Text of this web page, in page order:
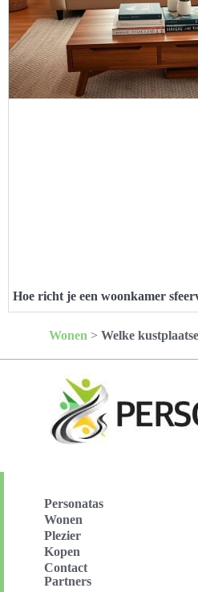
Hoe richt je een woonkamer
Wonen > Welke
Personatas
Wonen
Plezier
Kopen
Contact
Partners